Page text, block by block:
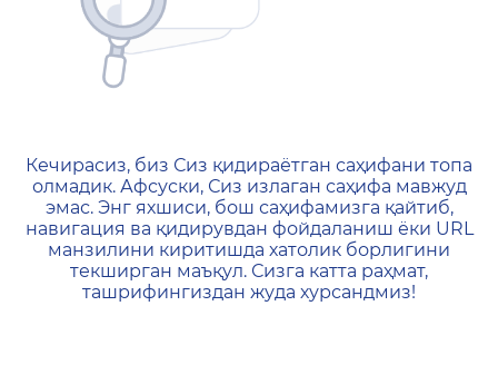
404 — Страница не
Кечирасиз, биз Сиз қидираётган саҳифани топа
олмадик. Афсуски, Сиз излаган саҳифа мавжуд
эмас. Энг яхшиси, бош саҳифамизга қайтиб,
навигация ва қидирувдан фойдаланиш ёки URL
манзилини киритишда хатолик борлигини
текширган маъқул. Сизга катта раҳмат,
ташрифингиздан жуда хурсандмиз!